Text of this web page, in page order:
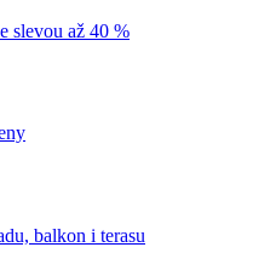
slevou až 40 %
balkon i terasu